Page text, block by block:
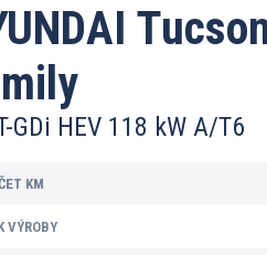
GDi HEV 118 kW A/T6
KM
VÝROBY